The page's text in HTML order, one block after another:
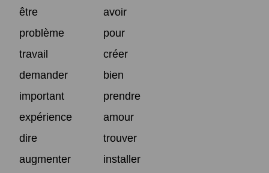
être
avoir
problème
pour
travail
créer
demander
bien
important
prendre
expérience
amour
dire
trouver
augmenter
installer